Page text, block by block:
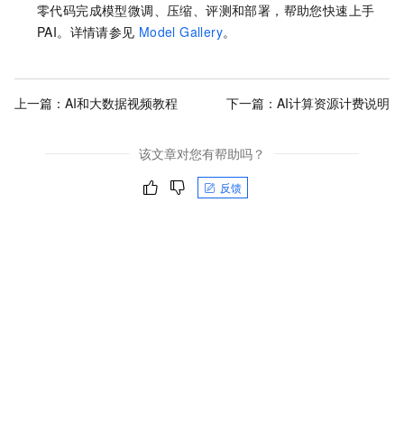
零代码完成模型微调、压缩、评测和部署，帮助您快速上手
PAI。详情请参见 Model Gallery。
上一篇： AI和大数据视频教程 下一篇： AI计算资源计费说明
该文章对您有帮助吗？
反馈